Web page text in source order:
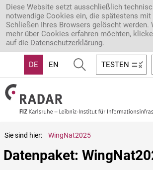
Direkt zum Inhalt
Diese Website setzt ausschließlich
notwendige Cookies ein, die spätestens mit
Schließen Ihres Browsers gelöscht werden.
mehr über Cookies erfahren möchten,
auf die Datenschutzerklärung.
DE EN TESTEN
Sie sind hier: WingNat2025
Datenpaket: